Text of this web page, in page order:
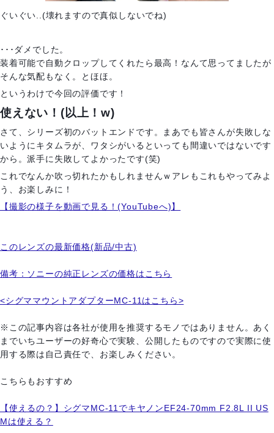
ぐいぐい..(壊れますので真似しないでね)
･･･ダメでした。
装着可能で自動クロップしてくれたら最高！なんて思ってましたが
そんな気配もなく。とほほ。
というわけで今回の評価です！
使えない！(以上！w)
さて、シリーズ初のバットエンドです。まあでも皆さんが失敗しな
いようにキタムラが、ワタシがいるといっても間違いではないです
から。派手に失敗してよかったです(笑)
これでなんか吹っ切れたかもしれませんｗアレもこれもやってみよ
う、お楽しみに！
【撮影の様子を動画で見る！(YouTubeへ)】
このレンズの最新価格(新品/中古)
備考：ソニーの純正レンズの価格はこちら
<シグママウントアダプターMC-11はこちら>
※この記事内容は各社が使用を推奨するモノではありません。あく
までいちユーザーの好奇心で実験、公開したものですので実際に使
用する際は自己責任で、お楽しみください。
こちらもおすすめ
【使えるの？】シグマMC-11でキヤノンEF24-70mm F2.8L II US
Mは使える？